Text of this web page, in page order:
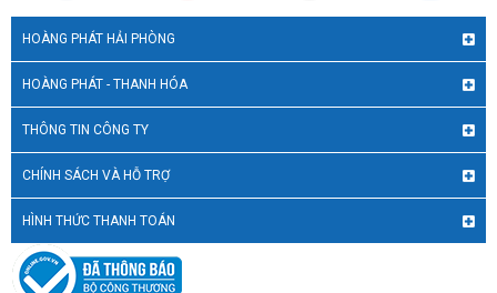
HOÀNG PHÁT HẢI PHÒNG
HOÀNG PHÁT - THANH HÓA
THÔNG TIN CÔNG TY
CHÍNH SÁCH VÀ HỖ TRỢ
HÌNH THỨC THANH TOÁN